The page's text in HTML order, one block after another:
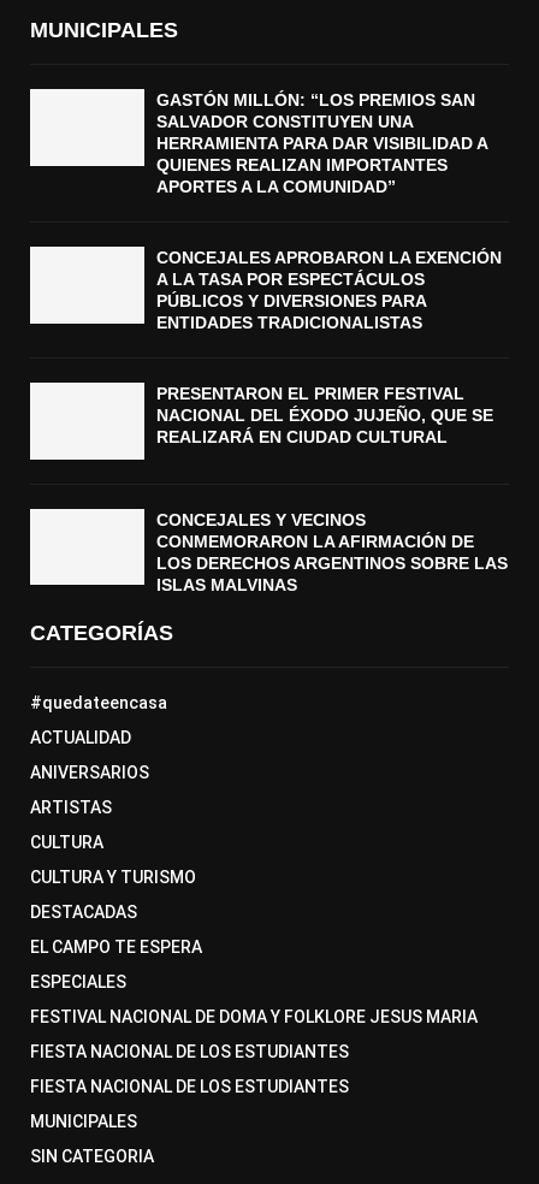
MUNICIPALES
GASTÓN MILLÓN: “LOS PREMIOS SAN
SALVADOR CONSTITUYEN UNA
HERRAMIENTA PARA DAR VISIBILIDAD A
QUIENES REALIZAN IMPORTANTES
APORTES A LA COMUNIDAD”
CONCEJALES APROBARON LA EXENCIÓN
A LA TASA POR ESPECTÁCULOS
PÚBLICOS Y DIVERSIONES PARA
ENTIDADES TRADICIONALISTAS
PRESENTARON EL PRIMER FESTIVAL
NACIONAL DEL ÉXODO JUJEÑO, QUE SE
REALIZARÁ EN CIUDAD CULTURAL
CONCEJALES Y VECINOS
CONMEMORARON LA AFIRMACIÓN DE
LOS DERECHOS ARGENTINOS SOBRE LAS
ISLAS MALVINAS
CATEGORÍAS
#quedateencasa
ACTUALIDAD
ANIVERSARIOS
ARTISTAS
CULTURA
CULTURA Y TURISMO
DESTACADAS
EL CAMPO TE ESPERA
ESPECIALES
FESTIVAL NACIONAL DE DOMA Y FOLKLORE JESUS MARIA
FIESTA NACIONAL DE LOS ESTUDIANTES
FIESTA NACIONAL DE LOS ESTUDIANTES
MUNICIPALES
SIN CATEGORIA